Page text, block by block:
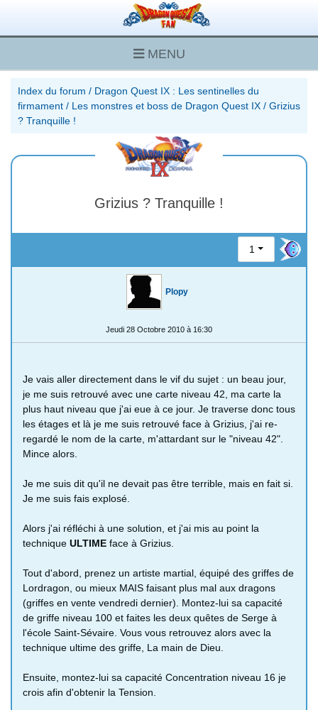
MENU
Index du forum / Dragon Quest IX : Les sentinelles du
firmament / Les monstres et boss de Dragon Quest IX / Grizius
? Tranquille !
Grizius ? Tranquille !
1
Plopy
Jeudi 28 Octobre 2010 à 16:30
Je vais aller directement dans le vif du sujet : un beau jour,
je me suis retrouvé avec une carte niveau 42, ma carte la
plus haut niveau que j'ai eue à ce jour. Je traverse donc tous
les étages et là je me suis retrouvé face à Grizius, j'ai re-
regardé le nom de la carte, m'attardant sur le "niveau 42".
Mince alors.
Je me suis dit qu'il ne devait pas être terrible, mais en fait si.
Je me suis fais explosé.
Alors j'ai réfléchi à une solution, et j'ai mis au point la
technique ULTIME face à Grizius.
Tout d'abord, prenez un artiste martial, équipé des griffes de
Lordragon, ou mieux MAIS faisant plus mal aux dragons
(griffes en vente vendredi dernier). Montez-lui sa capacité
de griffe niveau 100 et faites les deux quêtes de Serge à
l'école Saint-Sévaire. Vous vous retrouvez alors avec la
technique ultime des griffe, La main de Dieu.
Ensuite, montez-lui sa capacité Concentration niveau 16 je
crois afin d'obtenir la Tension.